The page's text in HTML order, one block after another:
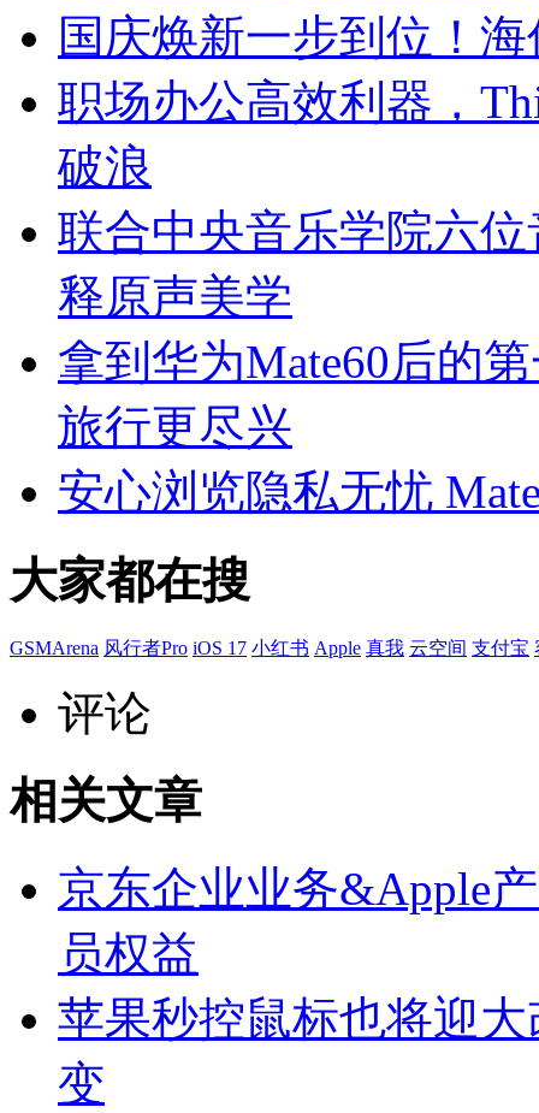
国庆焕新一步到位！
职场办公高效利器，
破浪
联合中央音乐学院六位
释原声美学
拿到华为Mate60后的
旅行更尽兴
安心浏览隐私无忧
大家都在搜
GSMArena 风行者Pro iOS 17 小红书 Apple 真我 云空间 支付宝
评论
相关文章
京东企业业务&Apple
员权益
苹果秒控鼠标也将迎
变